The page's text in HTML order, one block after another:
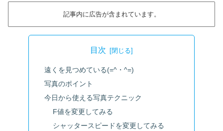
記事内に広告が含まれています。
目次
遠くを見つめている(=^・^=)
写真のポイント
今日から使える写真テクニック
F値を変更してみる
シャッタースピードを変更してみる